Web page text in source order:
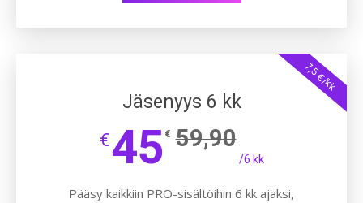
7,5 €/kk
Jäsenyys 6 kk
€45 € 59,90
/6 kk
Pääsy kaikkiin PRO-sisältöihin 6 kk ajaksi,